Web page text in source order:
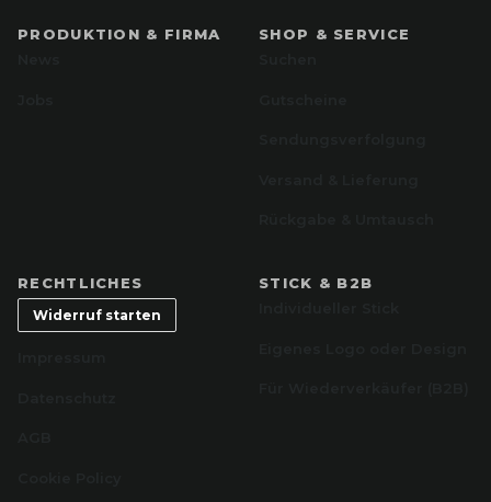
PRODUKTION & FIRMA
SHOP & SERVICE
RECHTLICHES
Widerruf starten
STICK & B2B